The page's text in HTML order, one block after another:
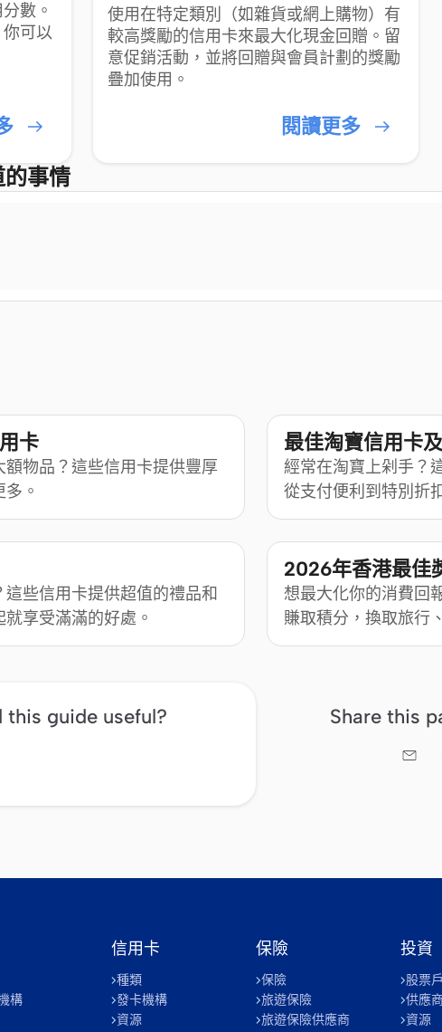
數。
可以
使用在特定類別（如雜貨或網上購物）有
較高獎勵的信用卡來最大化現金回贈。留
意促銷活動，並將回贈與會員計劃的獎勵
疊加使用。
閱讀更多
事情
卡
物品？這些信用卡提供豐厚
。
最佳淘寶信用卡
經常在淘寶上剁手？
從支付便利到特別折
些信用卡提供超值的禮品和
享受滿滿的好處。
2026年香港最佳
想最大化你的消費回
賺取積分，換取旅行
this guide useful? Share this

構
信用卡
種類
發卡機構
資源
保險
保險
旅遊保險
旅遊保險供應商
投資
股票
供應
資源